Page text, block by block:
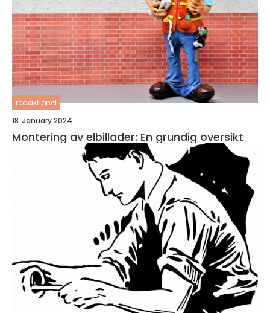
redaktionel
18. January 2024
Montering av elbillader: En grundig oversikt